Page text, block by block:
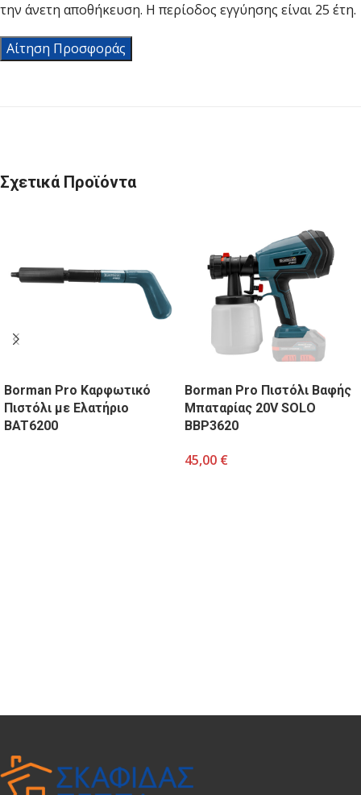
την άνετη αποθήκευση. Η περίοδος εγγύησης είναι 25 έτη.
Αίτηση Προσφοράς
Σχετικά Προϊόντα
Borman Pro Καρφωτικό
Πιστόλι με Ελατήριο
BAT6200
Borman Pro Πιστόλι Βαφής
Μπαταρίας 20V SOLO
BBP3620
45,00 €